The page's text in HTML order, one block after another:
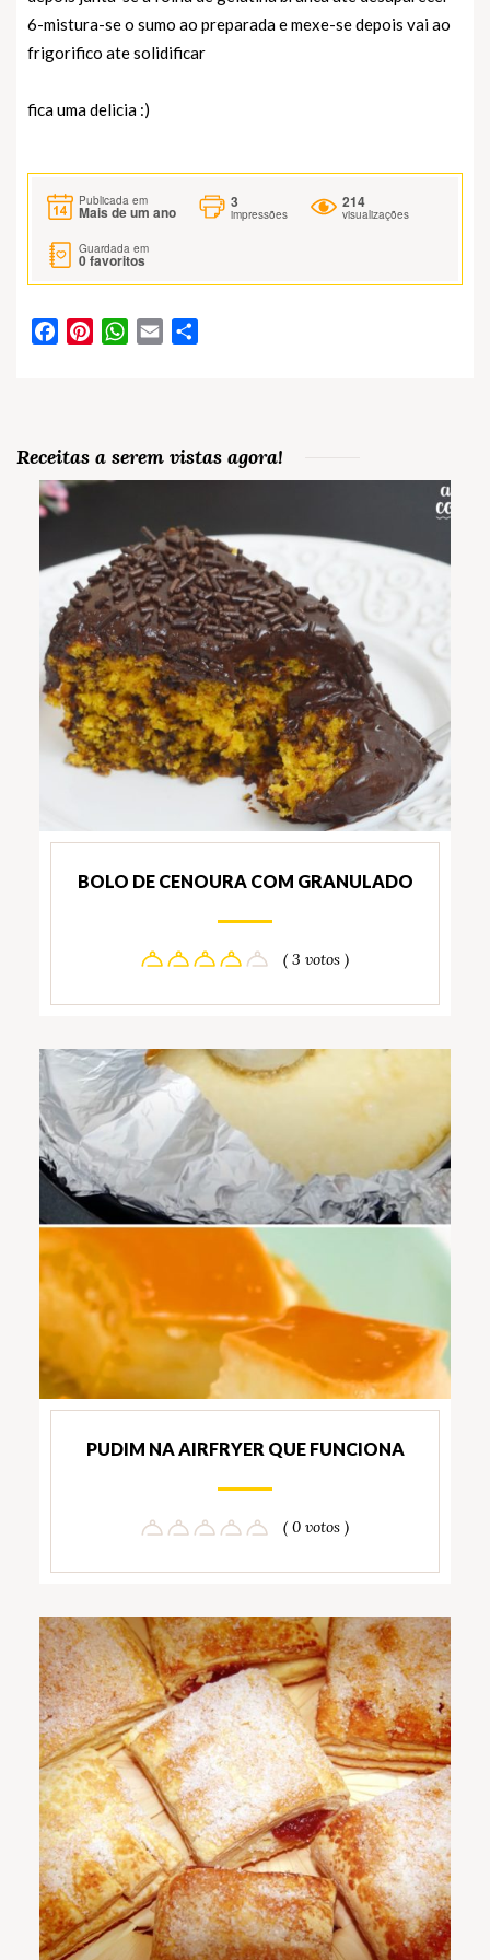
6-mistura-se o sumo ao preparada e mexe-se depois vai ao
frigorifico ate solidificar
fica uma delicia :)
Publicada em
Mais de um ano
3
impressões
214
visualizações
Guardada em
0favoritos
FacebookPinterestWhatsApp
Email
Receitas a serem vistas agora!
BOLO DE CENOURA COM GRANULADO
( 3 votos )
PUDIM NA AIRFRYER QUE FUNCIONA
( 0 votos )